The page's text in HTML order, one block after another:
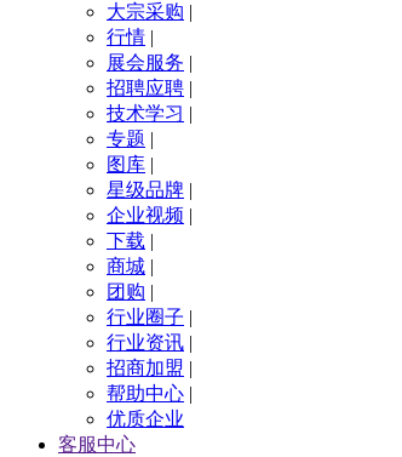
大宗采购 |
行情 |
展会服务 |
招聘应聘 |
技术学习 |
专题 |
图库 |
星级品牌 |
企业视频 |
下载 |
商城 |
团购 |
行业圈子 |
行业资讯 |
招商加盟 |
帮助中心 |
优质企业
客服中心